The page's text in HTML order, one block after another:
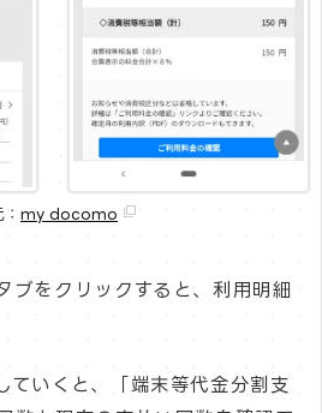
my docomo
ブをクリックすると、利用明細
ていくと、「端末等代金分割支